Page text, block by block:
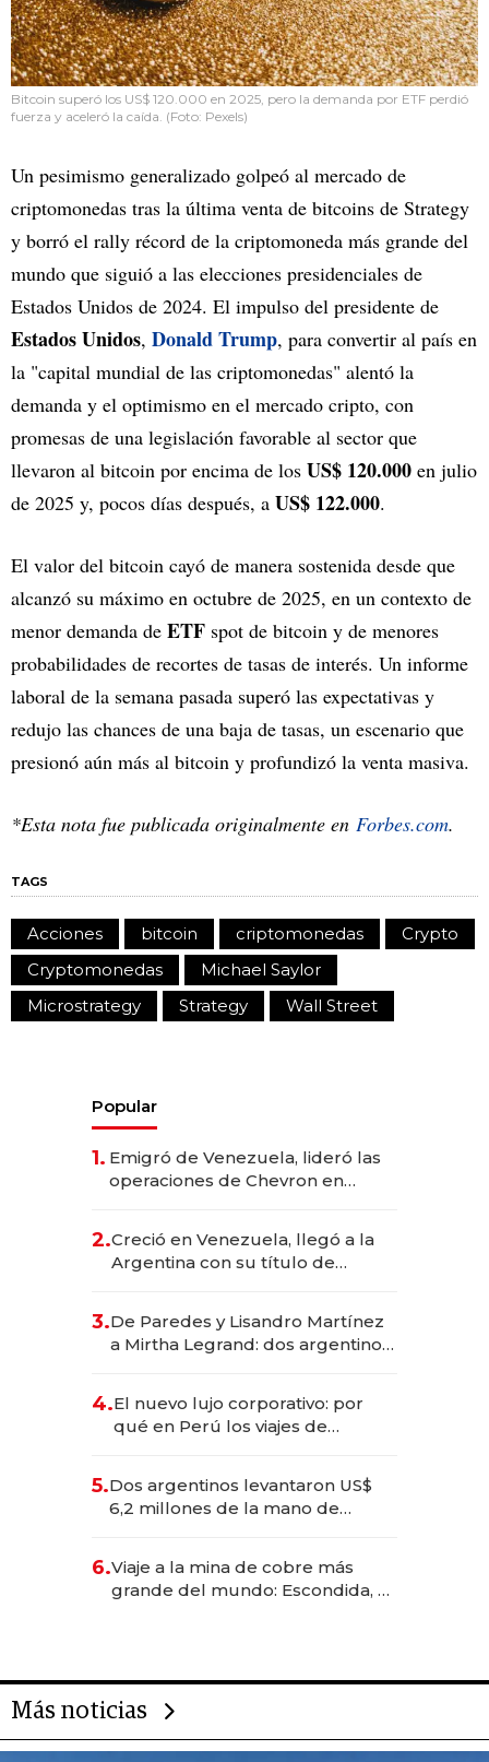
Bitcoin superó los US$ 120.000 en 2025, pero la demanda por ETF perdió
fuerza y aceleró la caída. (Foto: Pexels)
Un pesimismo generalizado golpeó al mercado de
criptomonedas tras la última venta de bitcoins de Strategy
y borró el rally récord de la criptomoneda más grande del
mundo que siguió a las elecciones presidenciales de
Estados Unidos de 2024. El impulso del presidente de
Estados Unidos, Donald Trump, para convertir al país en
la "capital mundial de las criptomonedas" alentó la
demanda y el optimismo en el mercado cripto, con
promesas de una legislación favorable al sector que
llevaron al bitcoin por encima de los US$ 120.000 en julio
de 2025 y, pocos días después, a US$ 122.000.
El valor del bitcoin cayó de manera sostenida desde que
alcanzó su máximo en octubre de 2025, en un contexto de
menor demanda de ETF spot de bitcoin y de menores
probabilidades de recortes de tasas de interés. Un informe
laboral de la semana pasada superó las expectativas y
redujo las chances de una baja de tasas, un escenario que
presionó aún más al bitcoin y profundizó la venta masiva.
*Esta nota fue publicada originalmente en Forbes.com.
TAGS
Acciones bitcoin criptomonedas
Crypto
Cryptomonedas
Michael Saylor
Microstrategy
Strategy Wall Street
Popular
1. Emigró de Venezuela, lideró las
operaciones de Chevron en
2.Creció en Venezuela, llegó a la
Argentina con su título de
las marcas "fast premium"
3.De Paredes y Lisandro Martínez
a Mirtha Legrand: dos argentinos
4.El nuevo lujo corporativo: por
qué en Perú los viajes de
transformadoras
5.Dos argentinos levantaron US$
6,2 millones de la mano de
6.Viaje a la mina de cobre más
grande del mundo: Escondida, el
Más noticias